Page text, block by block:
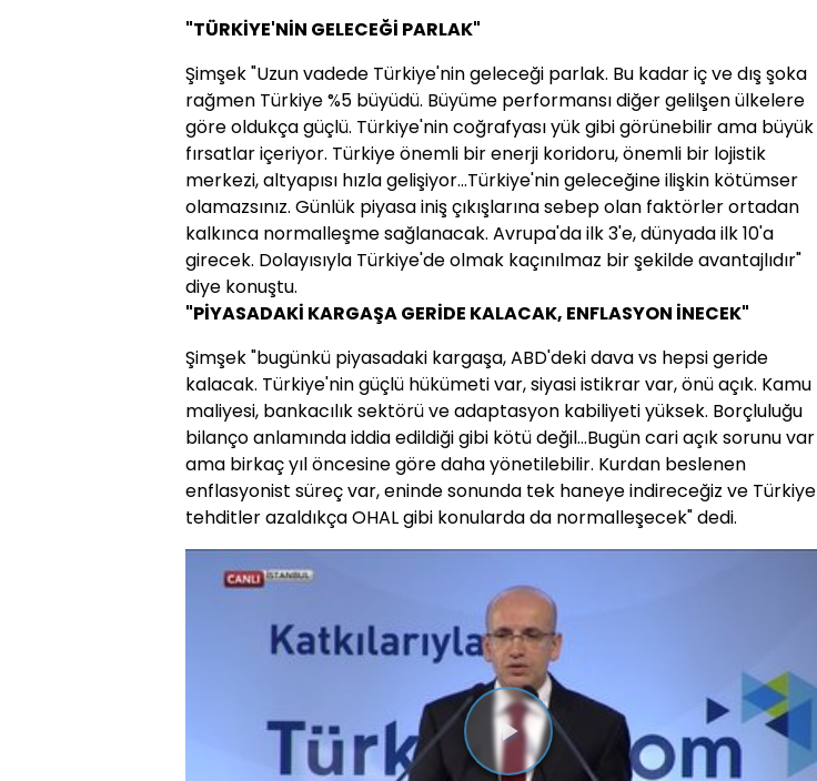
"TÜRKİYE'NİN GELECEĞİ PARLAK"
Şimşek "Uzun vadede Türkiye'nin geleceği parlak. Bu kadar iç ve dış şoka
rağmen Türkiye %5 büyüdü. Büyüme performansı diğer gelilşen ülkelere
göre oldukça güçlü. Türkiye'nin coğrafyası yük gibi görünebilir ama büyük
fırsatlar içeriyor. Türkiye önemli bir enerji koridoru, önemli bir lojistik
merkezi, altyapısı hızla gelişiyor...Türkiye'nin geleceğine ilişkin kötümser
olamazsınız. Günlük piyasa iniş çıkışlarına sebep olan faktörler ortadan
kalkınca normalleşme sağlanacak. Avrupa'da ilk 3'e, dünyada ilk 10'a
girecek. Dolayısıyla Türkiye'de olmak kaçınılmaz bir şekilde avantajlıdır"
diye konuştu.
"PİYASADAKİ KARGAŞA GERİDE KALACAK, ENFLASYON İNECEK"
Şimşek "bugünkü piyasadaki kargaşa, ABD'deki dava vs hepsi geride
kalacak. Türkiye'nin güçlü hükümeti var, siyasi istikrar var, önü açık. Kamu
maliyesi, bankacılık sektörü ve adaptasyon kabiliyeti yüksek. Borçluluğu
bilanço anlamında iddia edildiği gibi kötü değil...Bugün cari açık sorunu var
ama birkaç yıl öncesine göre daha yönetilebilir. Kurdan beslenen
enflasyonist süreç var, eninde sonunda tek haneye indireceğiz ve Türkiye
tehditler azaldıkça OHAL gibi konularda da normalleşecek" dedi.
Videoyu